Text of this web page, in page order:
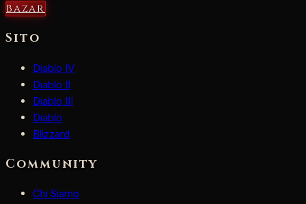
Bazar
Sito
Diablo IV
Diablo II
Diablo III
Diablo
Blizzard
Community
Chi Siamo